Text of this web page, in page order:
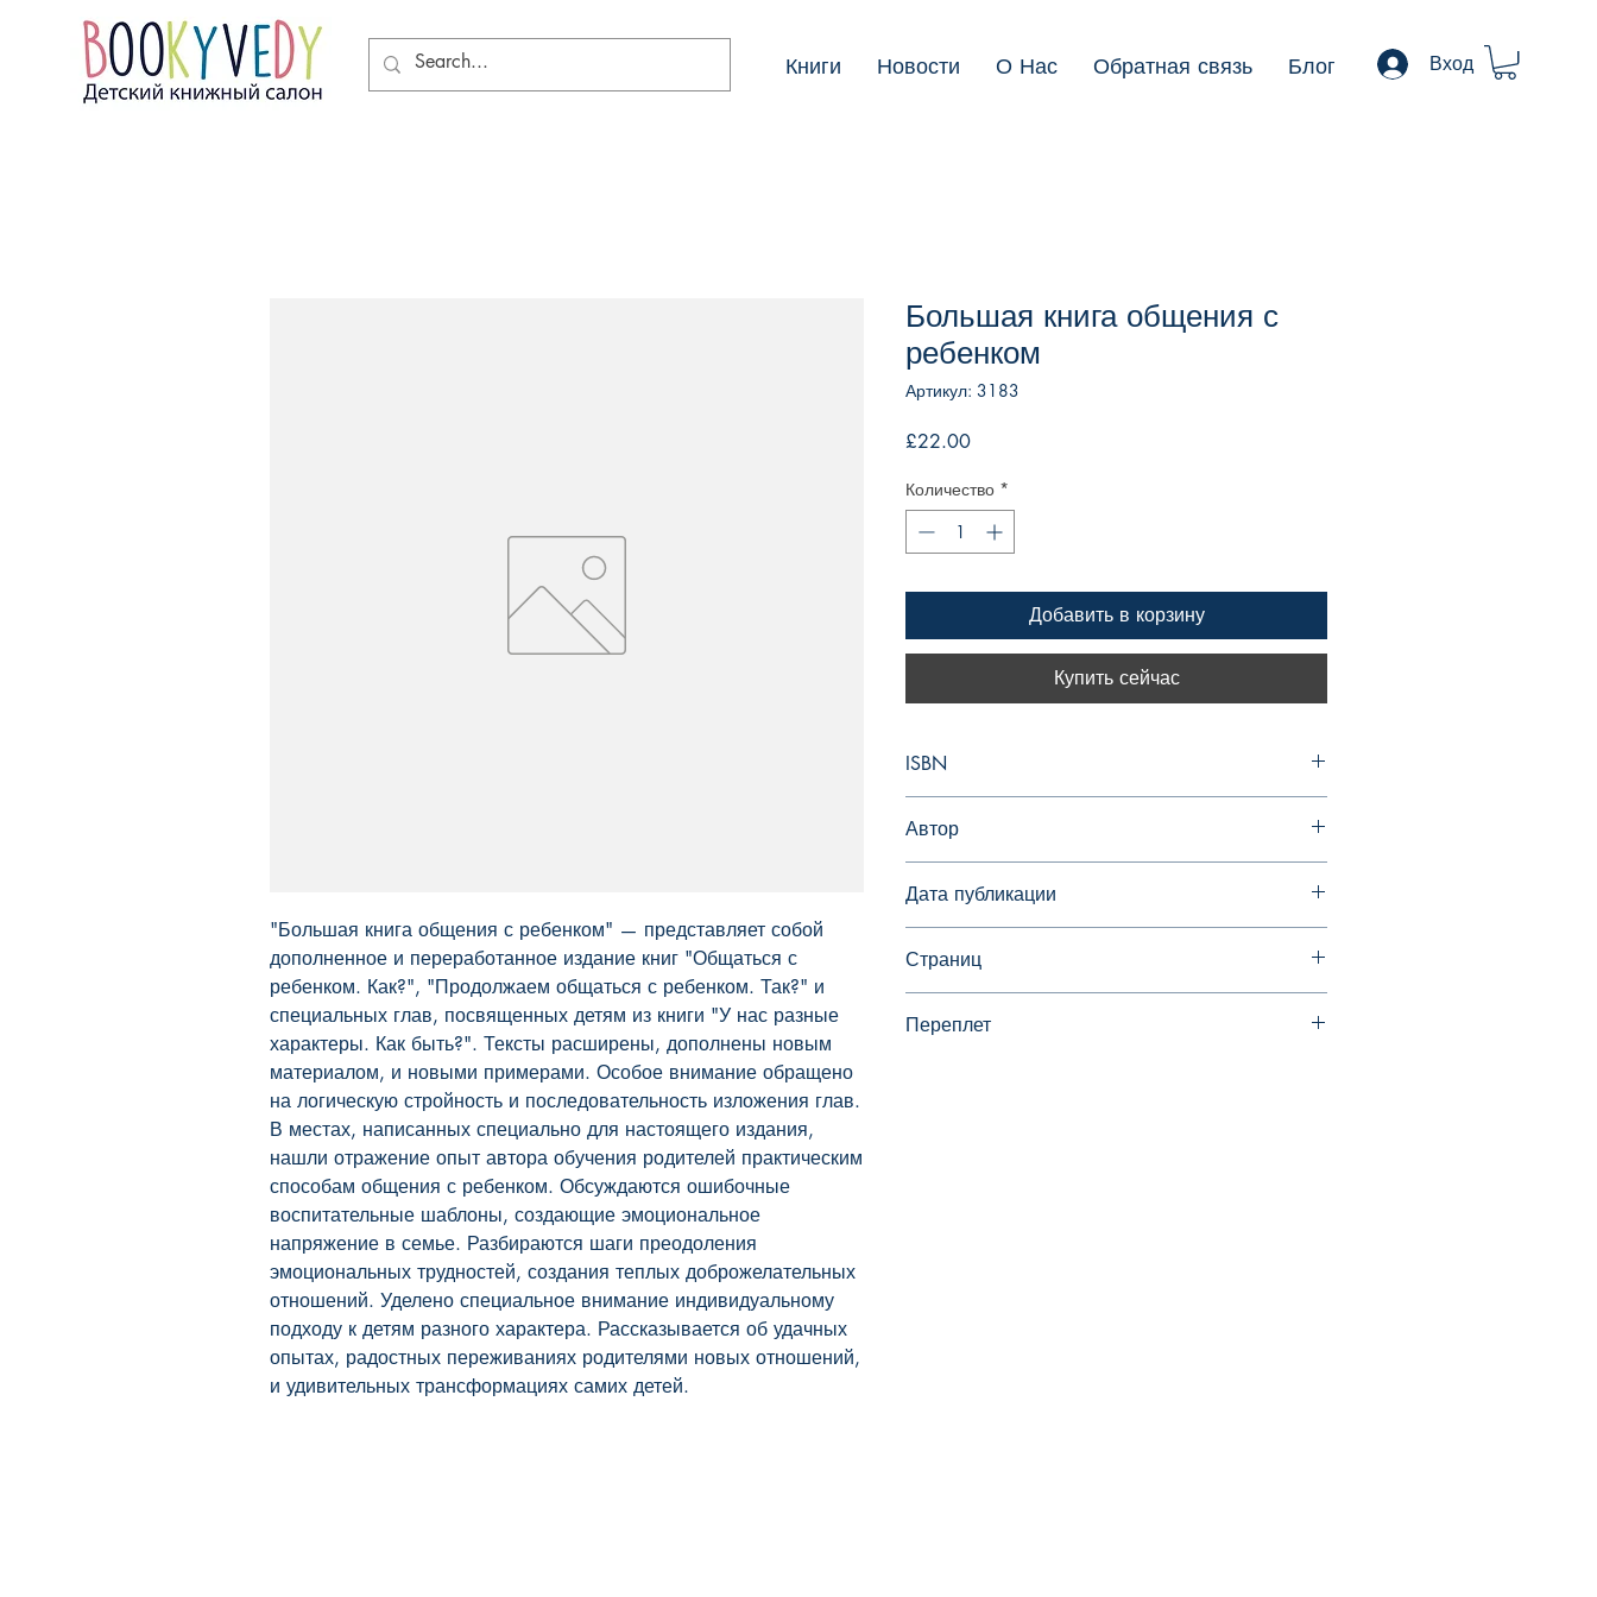
Книги Новости О Нас Обратная связь Блог Вход
"Большая книга общения с ребенком" — представляет собой
дополненное и переработанное издание книг "Общаться с
ребенком. Как?", "Продолжаем общаться с ребенком. Так?" и
специальных глав, посвященных детям из книги "У нас разные
характеры. Как быть?". Тексты расширены, дополнены новым
материалом, и новыми примерами. Особое внимание обращено
на логическую стройность и последовательность изложения глав.
В местах, написанных специально для настоящего издания,
нашли отражение опыт автора обучения родителей практическим
способам общения с ребенком. Обсуждаются ошибочные
воспитательные шаблоны, создающие эмоциональное
напряжение в семье. Разбираются шаги преодоления
эмоциональных трудностей, создания теплых доброжелательных
отношений. Уделено специальное внимание индивидуальному
подходу к детям разного характера. Рассказывается об удачных
опытах, радостных переживаниях родителями новых отношений,
и удивительных трансформациях самих детей.
Большая книга общения с
ребенком
Артикул: 3183
£22.00Цена
Количество *
Добавить в корзину
Купить сейчас
ISBN
Автор
Дата публикации
Страниц
Переплет